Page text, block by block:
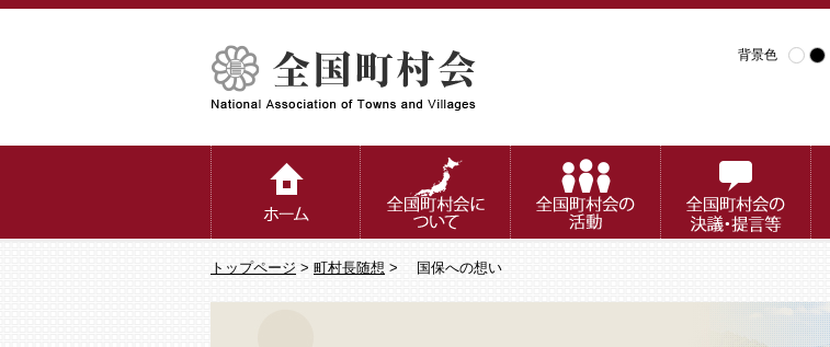
背景色
トップページ > 町村長随想 > 国保への想い